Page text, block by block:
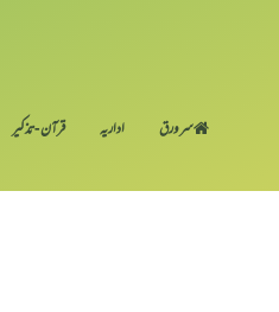
سر ورق اداریہ قرآن-تذکیر